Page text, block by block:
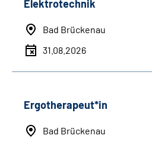
Elektrotechnik
Bad Brückenau
31.08.2026
Ergotherapeut*in
Bad Brückenau